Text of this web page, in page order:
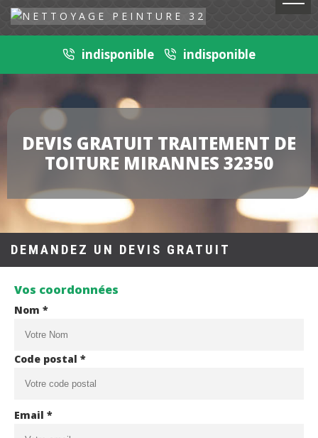
indisponible indisponible
DEVIS GRATUIT TRAITEMENT DE
TOITURE MIRANNES 32350
DEMANDEZ UN DEVIS GRATUIT
Vos coordonnées
Nom *
Code postal *
Email *